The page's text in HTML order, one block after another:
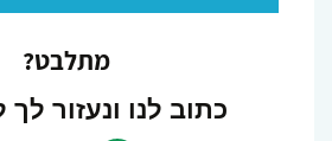
מתלבט?
כתוב לנו ונעזור